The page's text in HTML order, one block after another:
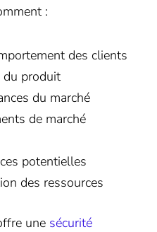
:
des clients
du produit
du marché
de marché
potentielles
des ressources
une sécurité